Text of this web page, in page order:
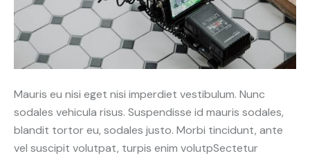
Mauris eu nisi eget nisi imperdiet vestibulum. Nunc
sodales vehicula risus. Suspendisse id mauris sodales,
blandit tortor eu, sodales justo. Morbi tincidunt, ante
vel suscipit volutpat, turpis enim volutpSectetur